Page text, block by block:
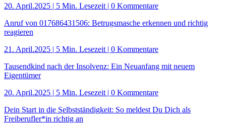
20. April.2025 | 5 Min. Lesezeit| 0 Kommentare
Anruf von 017686431506: Betrugsmasche erkennen und richtig
reagieren
21. April.2025 | 5 Min. Lesezeit| 0 Kommentare
Tausendkind nach der Insolvenz: Ein Neuanfang mit neuem
Eigentümer
20. April.2025 | 5 Min. Lesezeit| 0 Kommentare
Dein Start in die Selbstständigkeit: So meldest Du Dich als
Freiberufler*in richtig an